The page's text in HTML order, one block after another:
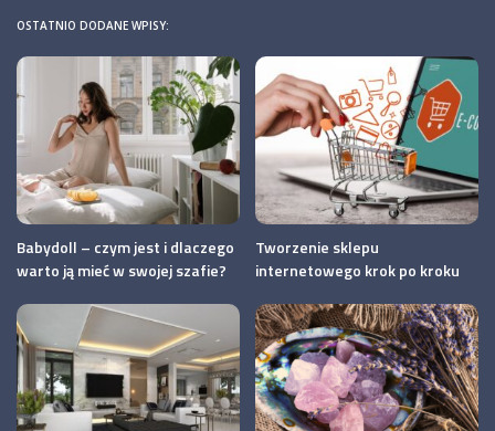
OSTATNIO DODANE WPISY:
Babydoll – czym jest i dlaczego
warto ją mieć w swojej szafie?
Tworzenie sklepu
internetowego krok po kroku